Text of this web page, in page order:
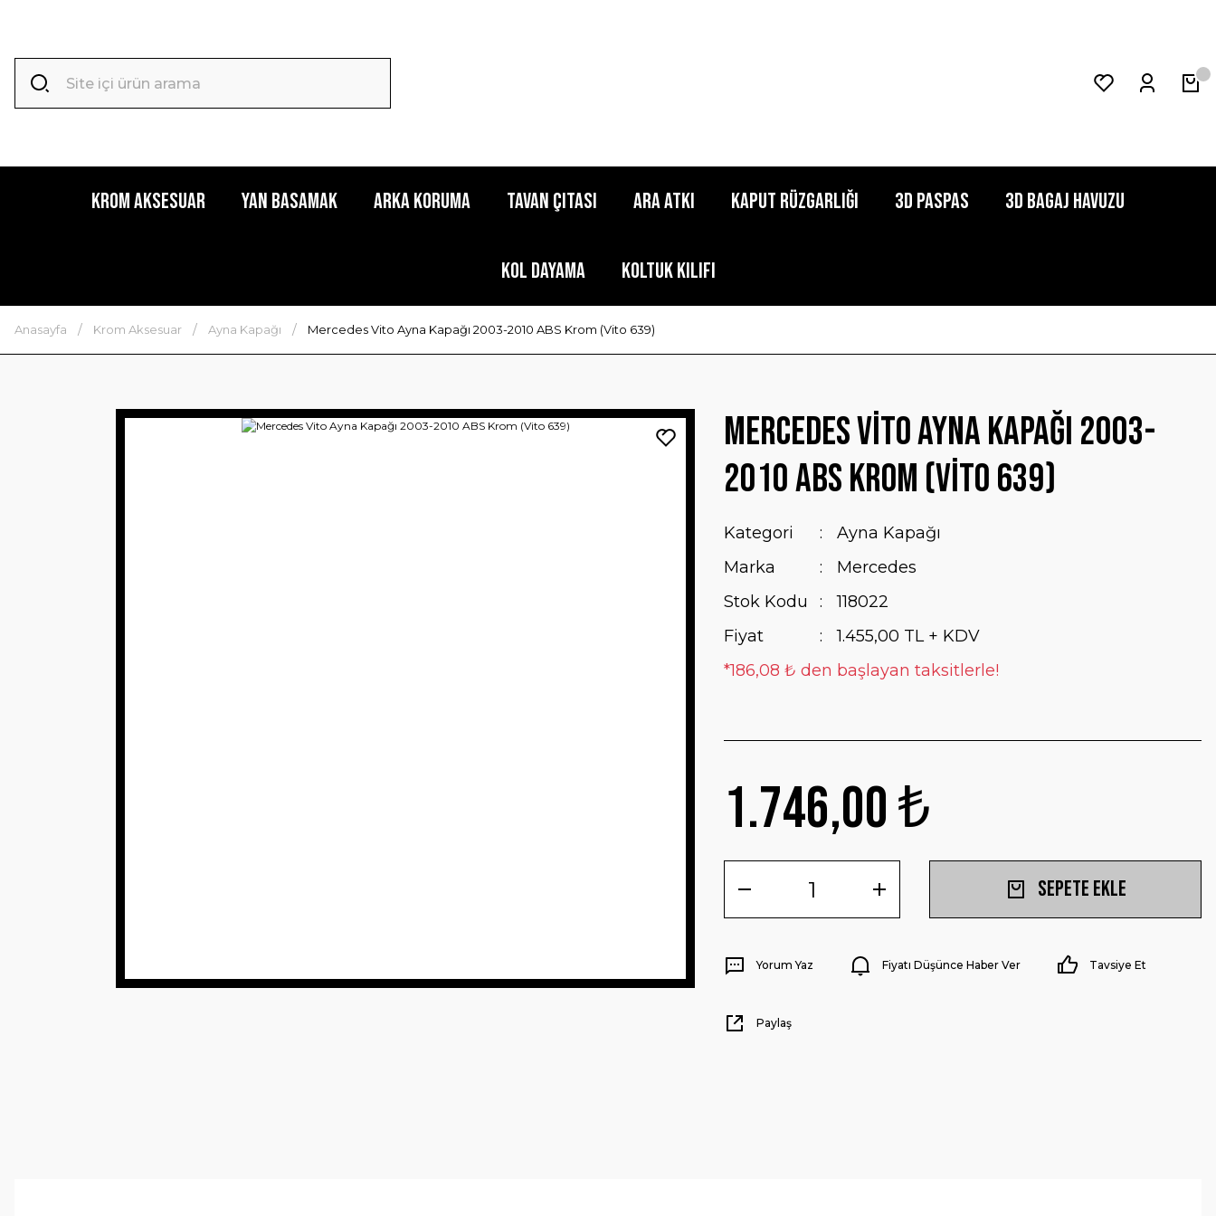
Krom Aksesuar Yan Basamak Arka Koruma Tavan Çıtası Ara Atkı Kaput Rüzgarlığı 3D Paspas 3D Bagaj Havuzu
Kol Dayama Koltuk Kılıfı
Anasayfa Krom Aksesuar Ayna Kapağı Mercedes Vito Ayna Kapağı 2003-2010 ABS Krom (Vito 639)
Mercedes Vito Ayna Kapağı 2003-
2010 ABS Krom (Vito 639)
Kategori
Ayna Kapağı
Marka
Mercedes
Stok Kodu
118022
Fiyat
1.455,00 TL + KDV
*186,08 ₺ den başlayan taksitlerle!
1.746,00 ₺
Sepete Ekle
Yorum Yaz Fiyatı Düşünce Haber Ver Tavsiye Et
Paylaş